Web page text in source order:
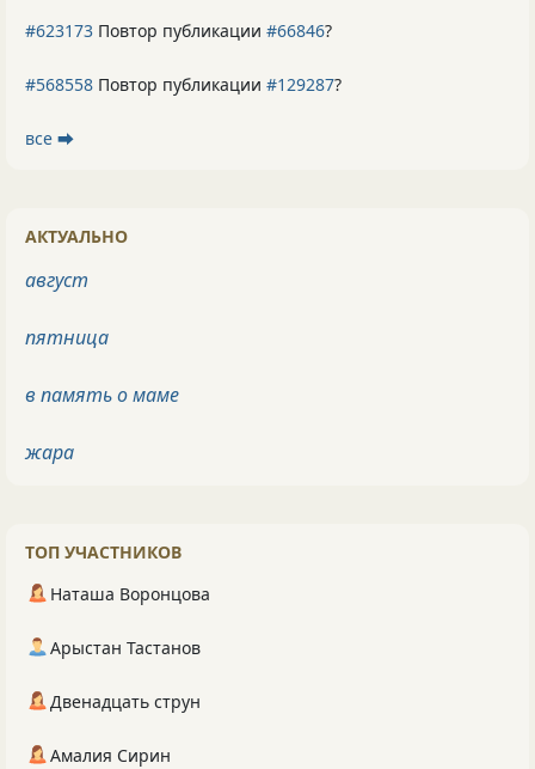
#623173 Повтор публикации #66846?
#568558 Повтор публикации #129287?
все ⮕
АКТУАЛЬНО
август
пятница
в память о маме
жара
ТОП УЧАСТНИКОВ
Наташа Воронцова
Арыстан Тастанов
Двенадцать струн
Амалия Сирин